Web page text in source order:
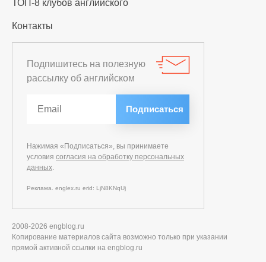
ТОП-8 клубов английского
Контакты
Подпишитесь на полезную
рассылку об английском
Нажимая «Подписаться», вы принимаете
условия согласия на обработку персональных
данных.
Реклама. englex.ru erid: LjN8KNqUj
2008-2026 engblog.ru
Копирование материалов сайта возможно только при указании
прямой активной ссылки на engblog.ru